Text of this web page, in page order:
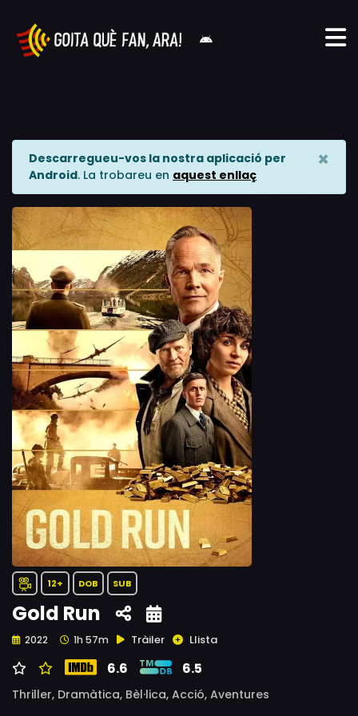
Descarregueu-vos la nostra aplicació per
Android. La trobareu en aquest enllaç
×
12+ DOB SUB
Gold Run
2022 1h 57m Tràiler Llista
6.6 6.5
Thriller, Dramàtica, Bèl·lica, Acció, Aventures